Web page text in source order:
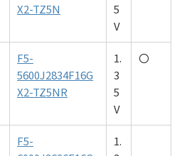
X2-TZ5N
5
V
F5-
5600J2834F16G
X2-TZ5NR
1.
3
5
V
〇
F5-
1.